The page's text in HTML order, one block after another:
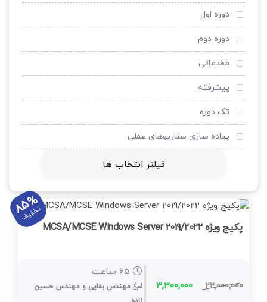
سیسکو
میکروتیک
وی ام ور
لینوکس
VOIP
کلاس مجازی LMS
مجازی سازی
کامپتیا
Veeam
دوره اول
دوره دوم
مقدماتی
پیشرفته
تک دوره
پیاده سازی سناریوهای عملی
فیلتر انتخاب ها
85%
تخفیف
پکیج ویژه MCSA/MCSE Windows Server 2019/2022
22,000,000
3,300,000
65 ساعت
مهندس بقایی و مهندس حسين